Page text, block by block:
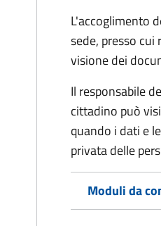
L'accoglimento
sede, presso
visione dei
Il responsabile
cittadino può
quando i dati e
privata delle
Moduli da